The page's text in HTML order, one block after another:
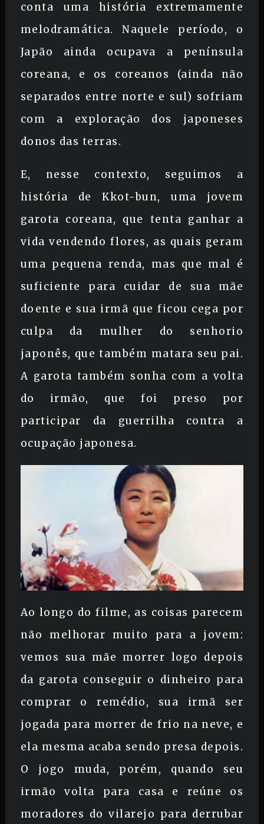
conta uma história extremamente
melodramática. Naquele período, o
Japão ainda ocupava a península
coreana, e os coreanos (ainda não
separados entre norte e sul) sofriam
com a exploração dos japoneses
donos das terras.
E, nesse contexto, seguimos a
história de Kkot-bun, uma jovem
garota coreana, que tenta ganhar a
vida vendendo flores, as quais geram
uma pequena renda, mas que mal é
suficiente para cuidar de sua mãe
doente e sua irmã que ficou cega por
culpa da mulher do senhorio
japonês, que também matara seu pai.
A garota também sonha com a volta
do irmão, que foi preso por
participar da guerrilha contra a
ocupação japonesa.
Ao longo do filme, as coisas parecem
não melhorar muito para a jovem:
vemos sua mãe morrer logo depois
da garota conseguir o dinheiro para
comprar o remédio, sua irmã ser
jogada para morrer de frio na neve, e
ela mesma acaba sendo presa depois.
O jogo muda, porém, quando seu
irmão volta para casa e reúne os
moradores do vilarejo para derrubar